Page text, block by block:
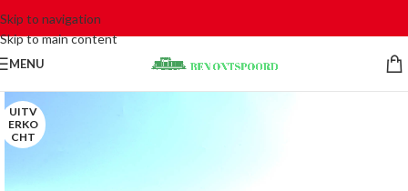
Skip to navigation
Skip to main content
MENU
UITV
ERKO
CHT